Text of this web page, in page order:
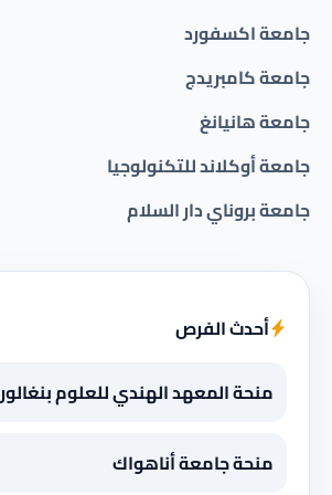
جامعة اكسفورد
جامعة كامبريدج
جامعة هانيانغ
جامعة أوكلاند للتكنولوجيا
جامعة بروناي دار السلام
أحدث الفرص
منحة المعهد الهندي للعلوم بنغالور
منحة جامعة أناهواك